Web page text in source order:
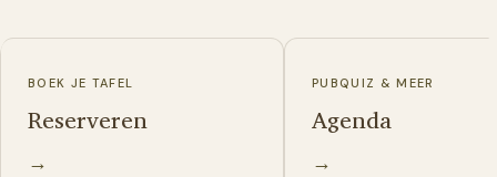
BOEK JE TAFEL
Reserveren
→
PUBQUIZ & MEER
Agenda
→